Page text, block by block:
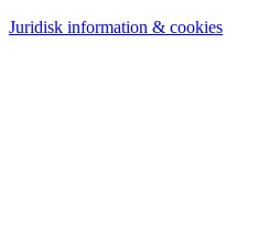
Juridisk information & cookies